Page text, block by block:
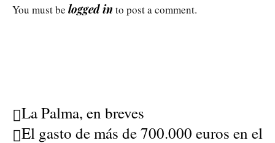
You must be logged in to post a comment.
La Palma, en breves
El gasto de más de 700.000 euros en el